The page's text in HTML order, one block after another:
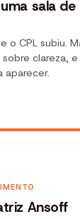
sala de
o CPL subiu.
clareza, e
aparecer.
Ansoff